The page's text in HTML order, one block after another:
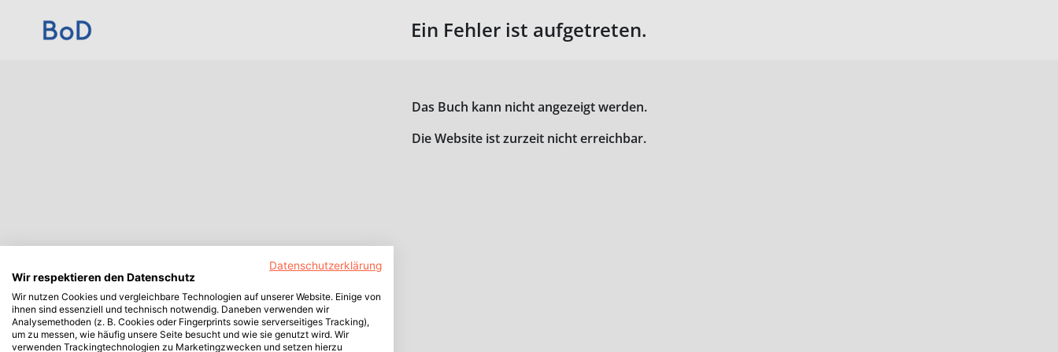
Ein Fehler ist aufgetreten.
Das Buch kann nicht angezeigt werden.
Die Website ist zurzeit nicht erreichbar.
Datenschutzerklärung
Wir respektieren den Datenschutz
Wir nutzen Cookies und vergleichbare Technologien auf unserer Website. Einige von
ihnen sind essenziell und technisch notwendig. Daneben verwenden wir
Analysemethoden (z. B. Cookies oder Fingerprints sowie serverseitiges Tracking),
um zu messen, wie häufig unsere Seite besucht und wie sie genutzt wird. Wir
verwenden Trackingtechnologien zu Marketingzwecken und setzen hierzu